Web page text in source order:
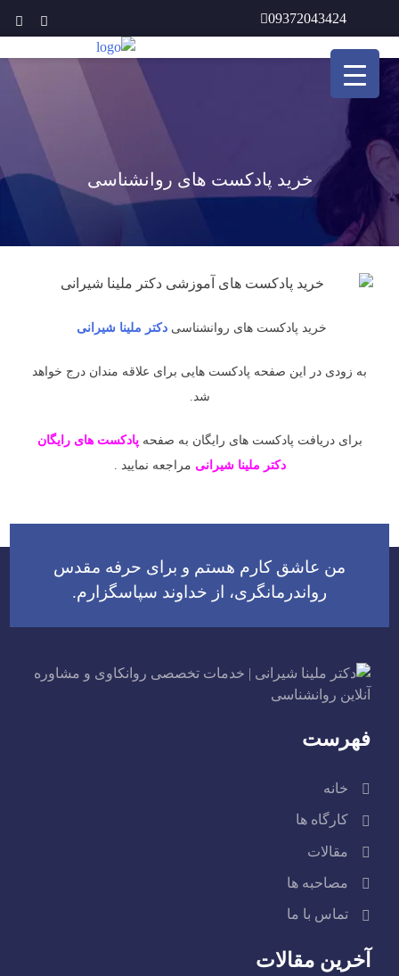
content
09372043424
خرید پادکست های روانشناسی
خرید پادکست های روانشناسی دکتر ملینا شیرانی
به زودی در این صفحه پادکست هایی برای علاقه مندان درج خواهد
شد.
برای دریافت پادکست های رایگان به صفحهپادکست های رایگان
دکتر ملینا شیرانی مراجعه نمایید .
من عاشق کارم هستم و برای حرفه مقدس
رواندرمانگری، از خداوند سپاسگزارم.
فهرست
خانه
کارگاه ها
مقالات
مصاحبه ها
تماس با ما
آخرین مقالات